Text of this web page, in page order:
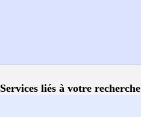
Services liés à votre recherche